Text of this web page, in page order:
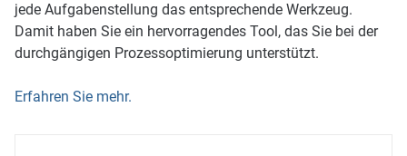
jede Aufgabenstellung das entsprechende Werkzeug.
Damit haben Sie ein hervorragendes Tool, das Sie bei der
durchgängigen Prozessoptimierung unterstützt.
Erfahren Sie mehr.